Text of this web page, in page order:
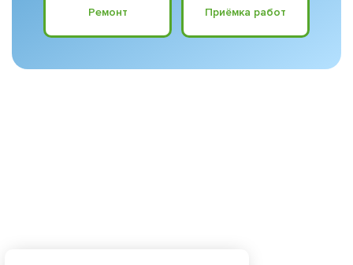
Ремонт Приёмка работ